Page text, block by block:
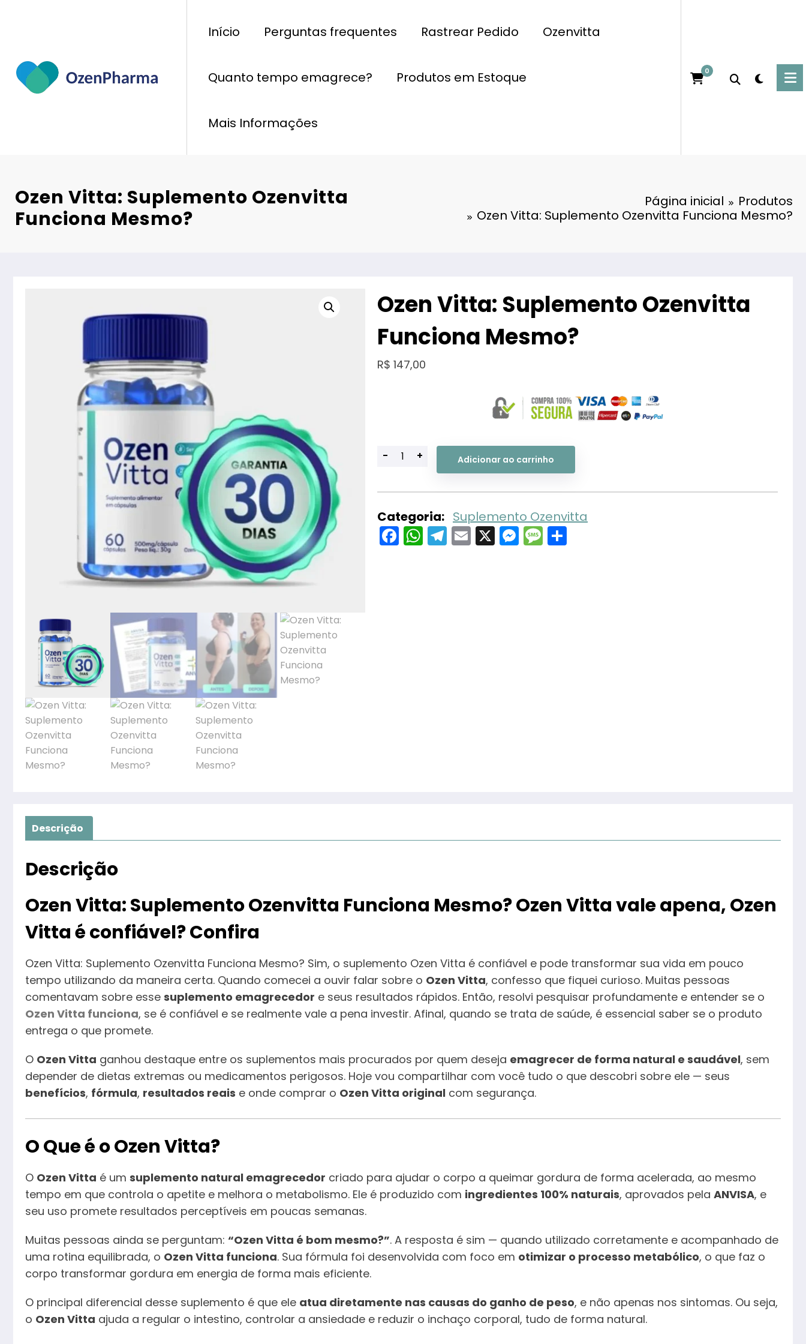
Início Perguntas frequentes Rastrear Pedido Ozenvitta
Quanto tempo emagrece? Produtos em Estoque
Mais Informações
0
Ozen Vitta: Suplemento Ozenvitta
Funciona Mesmo?
Página inicial
Produtos
Ozen Vitta: Suplemento Ozenvitta Funciona Mesmo?
Ozen Vitta: Suplemento Ozenvitta
Funciona Mesmo?
R$ 147,00
- + Adicionar ao carrinho
Categoria: Suplemento Ozenvitta
Facebook
WhatsApp
Telegram
Email
X Messenger
Message
Descrição
Descrição
Ozen Vitta: Suplemento Ozenvitta Funciona Mesmo? Ozen Vitta vale apena, Ozen
Vitta é confiável? Confira
Ozen Vitta: Suplemento Ozenvitta Funciona Mesmo? Sim, o suplemento Ozen Vitta é confiável e pode transformar sua vida em pouco
tempo utilizando da maneira certa. Quando comecei a ouvir falar sobre o Ozen Vitta, confesso que fiquei curioso. Muitas pessoas
comentavam sobre esse suplemento emagrecedor e seus resultados rápidos. Então, resolvi pesquisar profundamente e entender se o
Ozen Vitta funciona, se é confiável e se realmente vale a pena investir. Afinal, quando se trata de saúde, é essencial saber se o produto
entrega o que promete.
O Ozen Vitta ganhou destaque entre os suplementos mais procurados por quem deseja emagrecer de forma natural e saudável, sem
depender de dietas extremas ou medicamentos perigosos. Hoje vou compartilhar com você tudo o que descobri sobre ele — seus
benefícios, fórmula, resultados reais e onde comprar o Ozen Vitta original com segurança.
O Que é o Ozen Vitta?
O Ozen Vitta é um suplemento natural emagrecedor criado para ajudar o corpo a queimar gordura de forma acelerada, ao mesmo
tempo em que controla o apetite e melhora o metabolismo. Ele é produzido com ingredientes 100% naturais, aprovados pela ANVISA, e
seu uso promete resultados perceptíveis em poucas semanas.
Muitas pessoas ainda se perguntam: “Ozen Vitta é bom mesmo?”. A resposta é sim — quando utilizado corretamente e acompanhado de
uma rotina equilibrada, o Ozen Vitta funciona. Sua fórmula foi desenvolvida com foco em otimizar o processo metabólico, o que faz o
corpo transformar gordura em energia de forma mais eficiente.
O principal diferencial desse suplemento é que ele atua diretamente nas causas do ganho de peso, e não apenas nos sintomas. Ou seja,
o Ozen Vitta ajuda a regular o intestino, controlar a ansiedade e reduzir o inchaço corporal, tudo de forma natural.